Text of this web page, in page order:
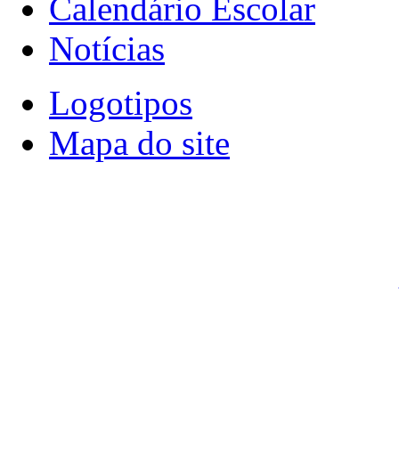
Calendário Escolar
Notícias
Logotipos
Mapa do site